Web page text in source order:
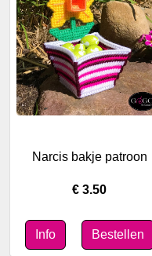
Narcis bakje patroon
€ 3.50